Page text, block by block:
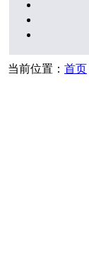
当前位置： 首页